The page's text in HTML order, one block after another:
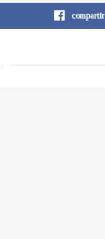
compartir